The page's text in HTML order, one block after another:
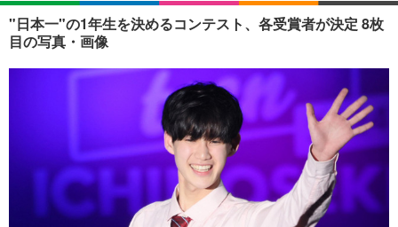
ショッピング その他
"日本一"の1年生を決めるコンテスト、各受賞者が決定 8枚
目の写真・画像